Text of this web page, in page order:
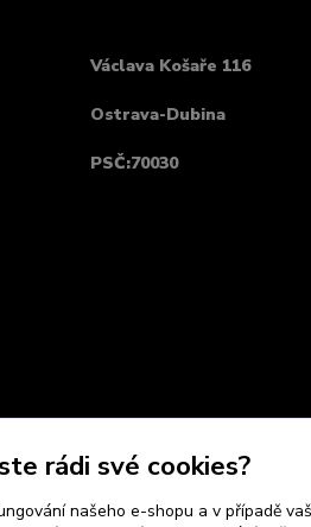
Václava Košaře 116
Ostrava-Dubina
PSČ:70030
rádi své cookies?
našeho e-shopu a v případě